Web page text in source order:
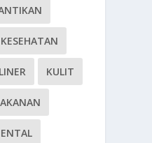
KESEHATAN
KULIT